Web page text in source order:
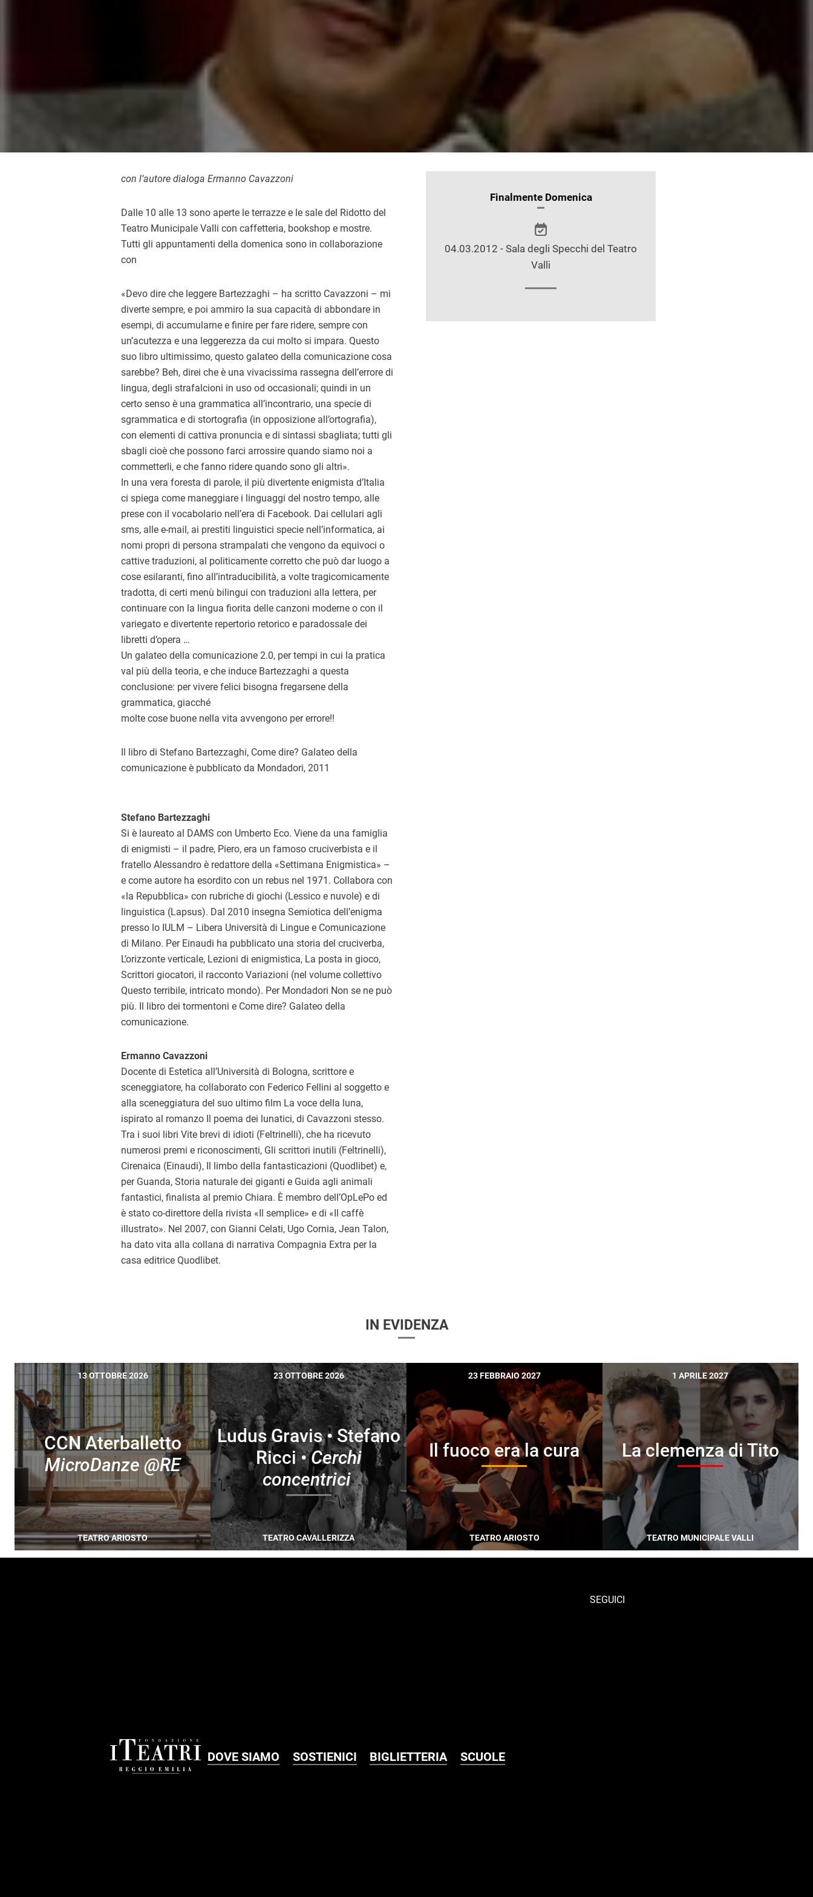
con l’autore dialoga Ermanno Cavazzoni
Dalle 10 alle 13 sono aperte le terrazze e le sale del Ridotto del
Teatro Municipale Valli con caffetteria, bookshop e mostre.
Tutti gli appuntamenti della domenica sono in collaborazione
con
«Devo dire che leggere Bartezzaghi – ha scritto Cavazzoni – mi
diverte sempre, e poi ammiro la sua capacità di abbondare in
esempi, di accumularne e finire per fare ridere, sempre con
un’acutezza e una leggerezza da cui molto si impara. Questo
suo libro ultimissimo, questo galateo della comunicazione cosa
sarebbe? Beh, direi che è una vivacissima rassegna dell’errore di
lingua, degli strafalcioni in uso od occasionali; quindi in un
certo senso è una grammatica all’incontrario, una specie di
sgrammatica e di stortografia (in opposizione all’ortografia),
con elementi di cattiva pronuncia e di sintassi sbagliata; tutti gli
sbagli cioè che possono farci arrossire quando siamo noi a
commetterli, e che fanno ridere quando sono gli altri».
In una vera foresta di parole, il più divertente enigmista d’Italia
ci spiega come maneggiare i linguaggi del nostro tempo, alle
prese con il vocabolario nell’era di Facebook. Dai cellulari agli
sms, alle e-mail, ai prestiti linguistici specie nell’informatica, ai
nomi propri di persona strampalati che vengono da equivoci o
cattive traduzioni, al politicamente corretto che può dar luogo a
cose esilaranti, fino all’intraducibilità, a volte tragicomicamente
tradotta, di certi menù bilingui con traduzioni alla lettera, per
continuare con la lingua fiorita delle canzoni moderne o con il
variegato e divertente repertorio retorico e paradossale dei
libretti d’opera …
Un galateo della comunicazione 2.0, per tempi in cui la pratica
val più della teoria, e che induce Bartezzaghi a questa
conclusione: per vivere felici bisogna fregarsene della
grammatica, giacché
molte cose buone nella vita avvengono per errore!!
Il libro di Stefano Bartezzaghi, Come dire? Galateo della
comunicazione è pubblicato da Mondadori, 2011
Stefano Bartezzaghi
Si è laureato al DAMS con Umberto Eco. Viene da una famiglia
di enigmisti – il padre, Piero, era un famoso cruciverbista e il
fratello Alessandro è redattore della «Settimana Enigmistica» –
e come autore ha esordito con un rebus nel 1971. Collabora con
«la Repubblica» con rubriche di giochi (Lessico e nuvole) e di
linguistica (Lapsus). Dal 2010 insegna Semiotica dell’enigma
presso lo IULM – Libera Università di Lingue e Comunicazione
di Milano. Per Einaudi ha pubblicato una storia del cruciverba,
L’orizzonte verticale, Lezioni di enigmistica, La posta in gioco,
Scrittori giocatori, il racconto Variazioni (nel volume collettivo
Questo terribile, intricato mondo). Per Mondadori Non se ne può
più. Il libro dei tormentoni e Come dire? Galateo della
comunicazione.
Ermanno Cavazzoni
Docente di Estetica all’Università di Bologna, scrittore e
sceneggiatore, ha collaborato con Federico Fellini al soggetto e
alla sceneggiatura del suo ultimo film La voce della luna,
ispirato al romanzo Il poema dei lunatici, di Cavazzoni stesso.
Tra i suoi libri Vite brevi di idioti (Feltrinelli), che ha ricevuto
numerosi premi e riconoscimenti, Gli scrittori inutili (Feltrinelli),
Cirenaica (Einaudi), Il limbo della fantasticazioni (Quodlibet) e,
per Guanda, Storia naturale dei giganti e Guida agli animali
fantastici, finalista al premio Chiara. È membro dell’OpLePo ed
è stato co-direttore della rivista «Il semplice» e di «Il caffè
illustrato». Nel 2007, con Gianni Celati, Ugo Cornia, Jean Talon,
ha dato vita alla collana di narrativa Compagnia Extra per la
casa editrice Quodlibet.
INFORMAZIONI
Finalmente Domenica
04.03.2012 - Sala degli Specchi del Teatro
Valli
IN EVIDENZA
13 OTTOBRE 2026
CCN Aterballetto
MicroDanze @RE
TEATRO ARIOSTO
23 OTTOBRE 2026
Ludus Gravis • Stefano
Ricci •Cerchi
concentrici
TEATRO CAVALLERIZZA
23 FEBBRAIO 2027
Il fuoco era la cura
TEATRO ARIOSTO
1 APRILE 2027
La clemenza di Tito
TEATRO MUNICIPALE VALLI
DOVE SIAMO SOSTIENICI BIGLIETTERIA SCUOLE
SEGUICI